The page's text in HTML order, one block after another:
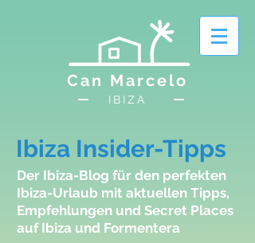
Can Marcelo
IBIZA
Ibiza Insider-Tipps
Der Ibiza-Blog für den perfekten
Ibiza-Urlaub mit aktuellen Tipps,
Empfehlungen und Secret Places
auf Ibiza und Formentera